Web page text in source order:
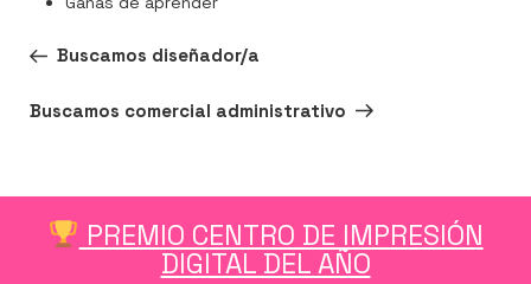
Entrada
ANTERIOR
Buscamos diseñador/a
Siguiente
SIGUIENTE
Buscamos comercial administrativo
PREMIO CENTRO DE IMPRESIÓN
DIGITAL DEL AÑO